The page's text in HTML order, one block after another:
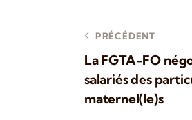
PRÉCÉDENT
La FGTA-FO
salariés des
maternel(le)s